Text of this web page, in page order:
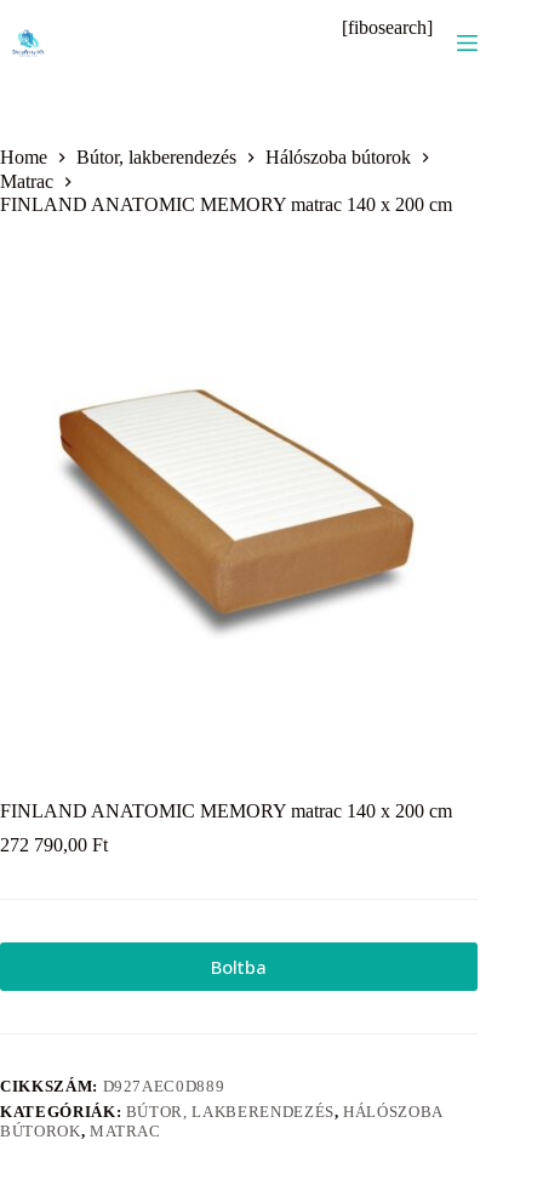
content
[fibosearch]
Home Bútor, lakberendezés
Hálószoba bútorok
Matrac
FINLAND ANATOMIC MEMORY matrac 140 x 200 cm
FINLAND ANATOMIC MEMORY matrac 140 x 200 cm
272 790,00 Ft
Boltba
CIKKSZÁM: D927AEC0D889
KATEGÓRIÁK: BÚTOR, LAKBERENDEZÉS,HÁLÓSZOBA
BÚTOROK, MATRAC